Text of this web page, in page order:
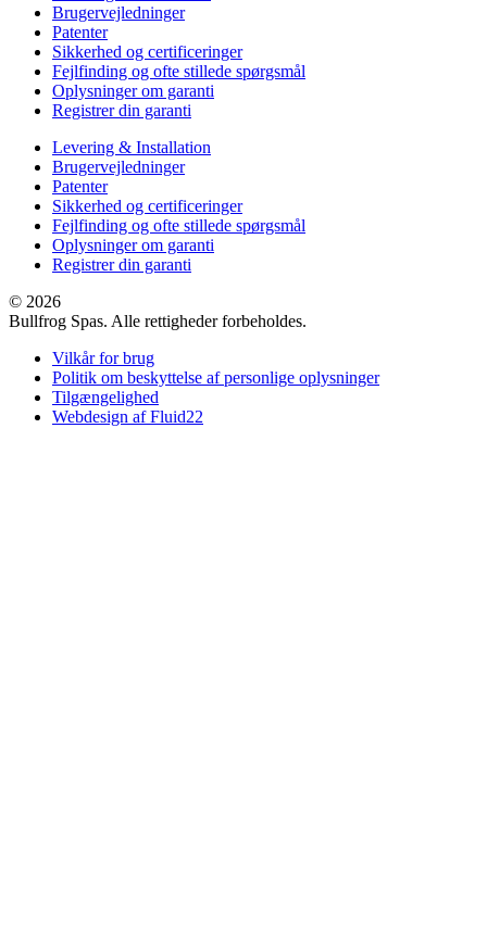
Brugervejledninger
Patenter
Sikkerhed og certificeringer
Fejlfinding og ofte stillede spørgsmål
Oplysninger om garanti
Registrer din garanti
Levering & Installation
Brugervejledninger
Patenter
Sikkerhed og certificeringer
Fejlfinding og ofte stillede spørgsmål
Oplysninger om garanti
Registrer din garanti
© 2026
Bullfrog Spas. Alle rettigheder forbeholdes.
Vilkår for brug
Politik om beskyttelse af personlige oplysninger
Tilgængelighed
Webdesign af Fluid22